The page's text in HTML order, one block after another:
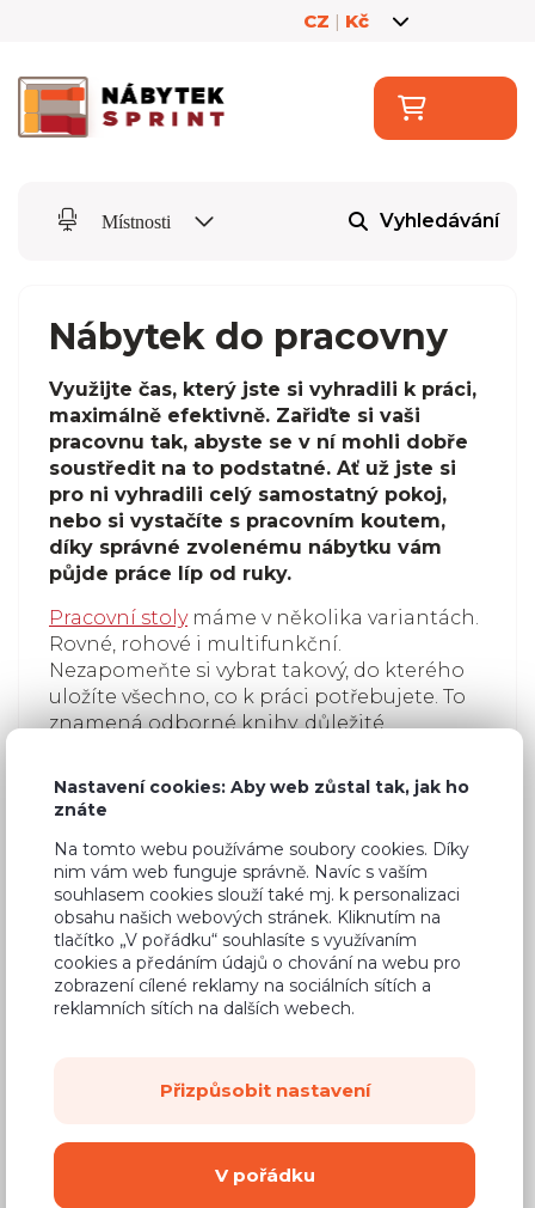
CZ | Kč
Místnosti Vyhledávání
Nábytek do pracovny
Využijte čas, který jste si vyhradili k práci,
maximálně efektivně. Zařiďte si vaši
pracovnu tak, abyste se v ní mohli dobře
soustředit na to podstatné. Ať už jste si
pro ni vyhradili celý samostatný pokoj,
nebo si vystačíte s pracovním koutem,
díky správné zvolenému nábytku vám
půjde práce líp od ruky.
Pracovní stolymáme v několika variantách.
Rovné, rohové i multifunkční.
Nezapomeňte si vybrat takový, do kterého
uložíte všechno, co k práci potřebujete. To
znamená odborné knihy, důležité
pořiďte i kvalitní kancelářskou židli, která
poskytne správnou oporu pro vaše záda.
Nastavení cookies: Aby web zůstal tak, jak ho
znáte
Na tomto webu používáme soubory cookies. Díky
nim vám web funguje správně. Navíc s vaším
souhlasem cookies slouží také mj. k personalizaci
obsahu našich webových stránek. Kliknutím na
tlačítko „V pořádku“ souhlasíte s využívaním
cookies a předáním údajů o chování na webu pro
zobrazení cílené reklamy na sociálních sítích a
reklamních sítích na dalších webech.
Přizpůsobit nastavení
V pořádku